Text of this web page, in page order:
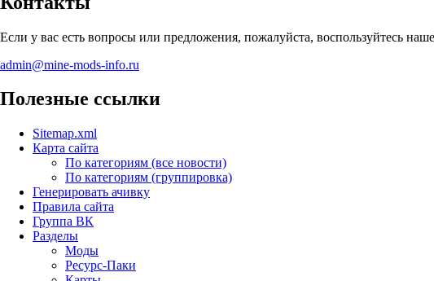
Если у вас есть вопросы или предложения, пожалуйста, воспользуйтесь
admin@mine-mods-info.ru
Полезные ссылки
Sitemap.xml
Карта сайта
По категориям (все новости)
По категориям (группировка)
Генерировать ачивку
Правила сайта
Группа ВК
Разделы
Моды
Ресурс-Паки